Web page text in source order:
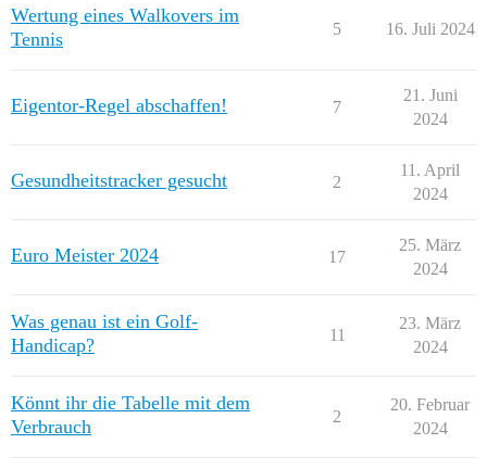
Wertung eines Walkovers im
Tennis
5 16. Juli 2024
Eigentor-Regel abschaffen! 7
21. Juni
2024
Gesundheitstracker gesucht 2
11. April
2024
Euro Meister 2024 17
25. März
2024
Was genau ist ein Golf-
Handicap?
11
23. März
2024
Könnt ihr die Tabelle mit dem
Verbrauch
2
20. Februar
2024